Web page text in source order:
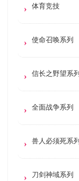
体育竞技
使命召唤系列
信长之野望系
全面战争系列
兽人必须死系
刀剑神域系列